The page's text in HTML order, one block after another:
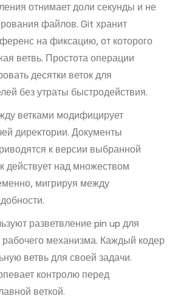
отнимает доли секунды и не
файлов. Git хранит
на фиксацию, от которого
ветвь. Простота операции
десятки веток для
без утраты быстродействия.
ветками модифицирует
директории. Документы
к версии выбранной
действует над множеством
мигрируя между
разветвление pin up для
рабочего механизма. Каждый кодер
ветвь для своей задачи.
контролю перед
веткой.